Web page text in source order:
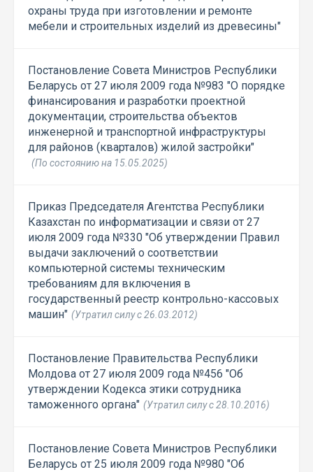
охраны труда при изготовлении и ремонте
мебели и строительных изделий из древесины"
Постановление Совета Министров Республики
Беларусь от 27 июля 2009 года №983 "О порядке
финансирования и разработки проектной
документации, строительства объектов
инженерной и транспортной инфраструктуры
для районов (кварталов) жилой застройки"
(По состоянию на 15.05.2025)
Приказ Председателя Агентства Республики
Казахстан по информатизации и связи от 27
июля 2009 года №330 "Об утверждении Правил
выдачи заключений о соответствии
компьютерной системы техническим
требованиям для включения в
государственный реестр контрольно-кассовых
машин" (Утратил силу с 26.03.2012)
Постановление Правительства Республики
Молдова от 27 июля 2009 года №456 "Об
утверждении Кодекса этики сотрудника
таможенного органа" (Утратил силу с 28.10.2016)
Постановление Совета Министров Республики
Беларусь от 25 июля 2009 года №980 "Об